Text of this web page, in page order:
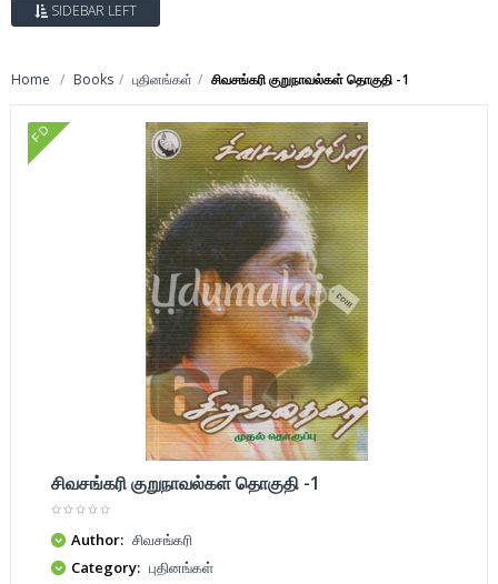
SIDEBAR LEFT
Home Books புதினங்கள் சிவசங்கரி குறுநாவல்கள் தொகுதி -1
FD
சிவசங்கரி குறுநாவல்கள் தொகுதி -1
Author: சிவசங்கரி
Category: புதினங்கள்